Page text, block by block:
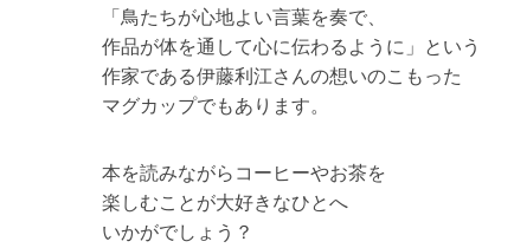
「鳥たちが心地よい言葉を奏で、
作品が体を通して心に伝わるように」という
作家である伊藤利江さんの想いのこもった
マグカップでもあります。
本を読みながらコーヒーやお茶を
楽しむことが大好きなひとへ
いかがでしょう？